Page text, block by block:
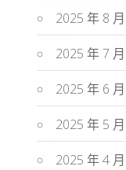
2025 年 8 月
2025 年 7 月
2025 年 6 月
2025 年 5 月
2025 年 4 月